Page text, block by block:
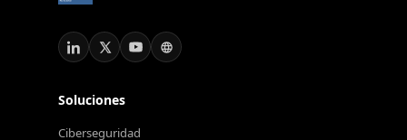
Soluciones
Ciberseguridad